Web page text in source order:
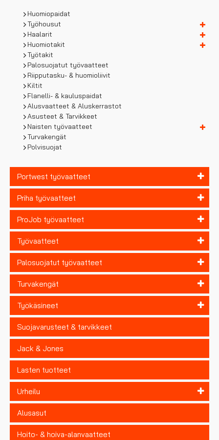
Huomiopaidat
Työhousut
Haalarit
Huomiotakit
Työtakit
Palosuojatut työvaatteet
Riipputasku- & huomioliivit
Kiltit
Flanelli- & kauluspaidat
Alusvaatteet & Aluskerrastot
Asusteet & Tarvikkeet
Naisten työvaatteet
Turvakengät
Polvisuojat
Portwest työvaatteet
Priha työvaatteet
ProJob työvaatteet
Työvaatteet
Palosuojatut työvaatteet
Turvakengät
Työkäsineet
Suojavarusteet & tarvikkeet
Jack & Jones
Lasten tuotteet
Urheilu
Alusasut
Hoito- & hoiva-alanvaatteet